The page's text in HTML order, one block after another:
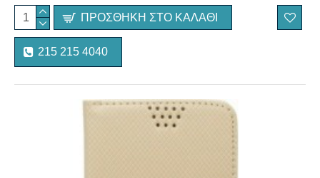
ΠΡΟΣΘΉΚΗ ΣΤΟ ΚΑΛΆΘΙ
215 215 4040